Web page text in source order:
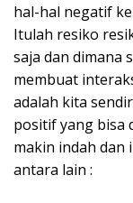
hal-hal negatif
Itulah resiko
saja dan dimana
membuat
adalah kita
positif yang bisa
makin indah dan
antara lain :